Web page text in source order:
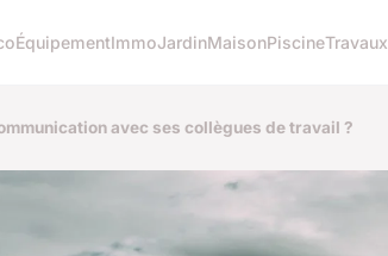
ÉquipementImmoJardinMaisonPiscineTravaux
avec ses collègues de travail ?